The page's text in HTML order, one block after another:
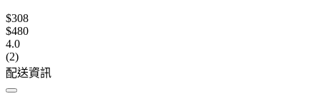
$308
$480
4.0
(2)
配送資訊